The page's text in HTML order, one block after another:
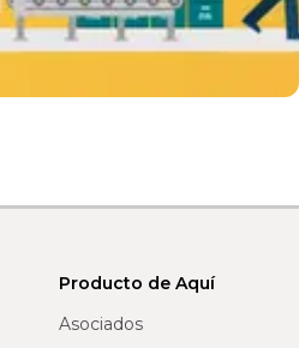
Producto de Aquí
Asociados